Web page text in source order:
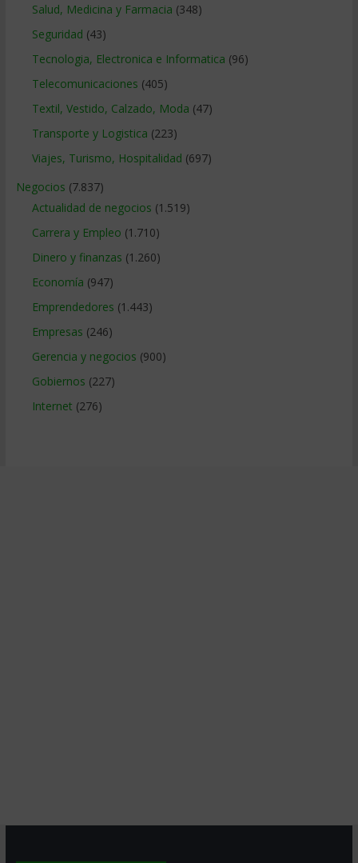
Salud, Medicina y Farmacia (348)
Seguridad (43)
Tecnologia, Electronica e Informatica (96)
Telecomunicaciones (405)
Textil, Vestido, Calzado, Moda (47)
Transporte y Logistica (223)
Viajes, Turismo, Hospitalidad (697)
Negocios (7.837)
Actualidad de negocios (1.519)
Carrera y Empleo (1.710)
Dinero y finanzas (1.260)
Economía (947)
Emprendedores (1.443)
Empresas (246)
Gerencia y negocios (900)
Gobiernos (227)
Internet (276)